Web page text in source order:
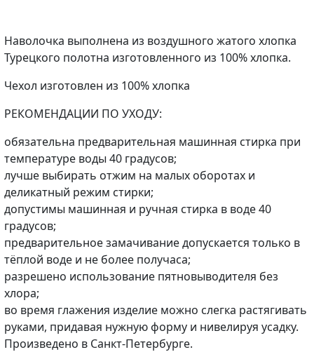
Наволочка выполнена из воздушного жатого хлопка
Турецкого полотна изготовленного из 100% хлопка.
Чехол изготовлен из 100% хлопка
РЕКОМЕНДАЦИИ ПО УХОДУ:
обязательна предварительная машинная стирка при
температуре воды 40 градусов;
лучше выбирать отжим на малых оборотах и
деликатный режим стирки;
допустимы машинная и ручная стирка в воде 40
градусов;
предварительное замачивание допускается только в
тёплой воде и не более получаса;
разрешено использование пятновыводителя без
хлора;
во время глажения изделие можно слегка растягивать
руками, придавая нужную форму и нивелируя усадку.
Произведено в Санкт-Петербурге.